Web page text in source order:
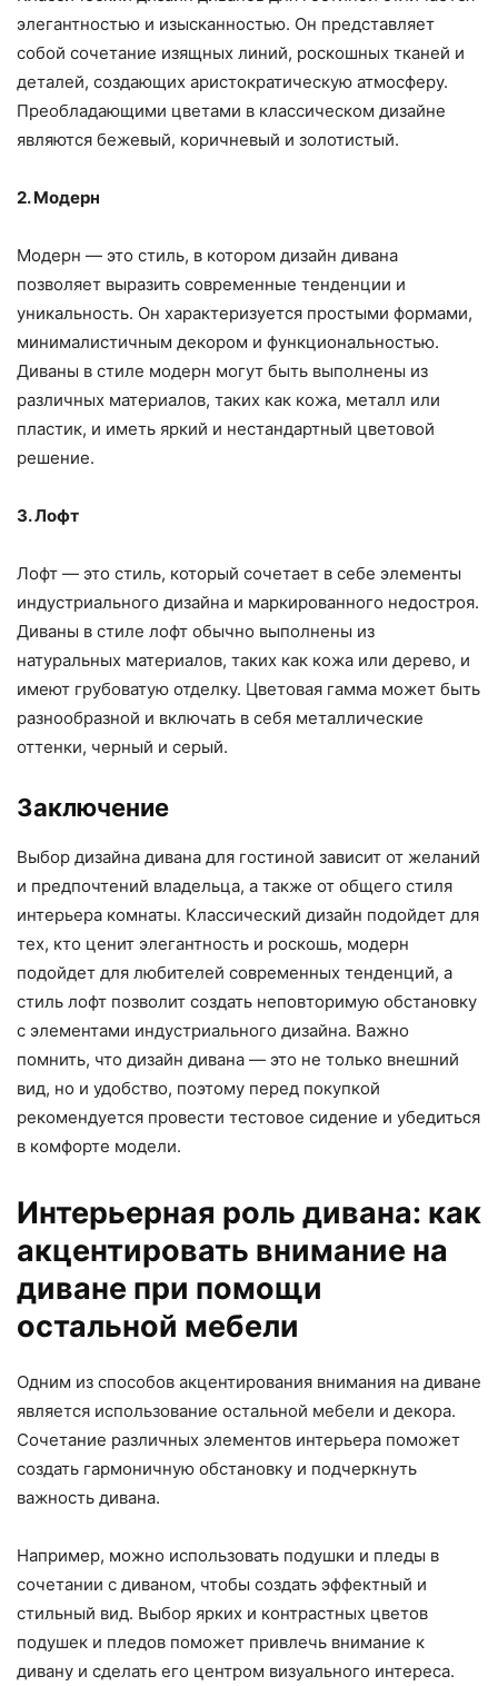
элегантностью и изысканностью. Он представляет
собой сочетание изящных линий, роскошных тканей и
деталей, создающих аристократическую атмосферу.
Преобладающими цветами в классическом дизайне
являются бежевый, коричневый и золотистый.
2. Модерн
Модерн — это стиль, в котором дизайн дивана
позволяет выразить современные тенденции и
уникальность. Он характеризуется простыми формами,
минималистичным декором и функциональностью.
Диваны в стиле модерн могут быть выполнены из
различных материалов, таких как кожа, металл или
пластик, и иметь яркий и нестандартный цветовой
решение.
3. Лофт
Лофт — это стиль, который сочетает в себе элементы
индустриального дизайна и маркированного недостроя.
Диваны в стиле лофт обычно выполнены из
натуральных материалов, таких как кожа или дерево, и
имеют грубоватую отделку. Цветовая гамма может быть
разнообразной и включать в себя металлические
оттенки, черный и серый.
Заключение
Выбор дизайна дивана для гостиной зависит от желаний
и предпочтений владельца, а также от общего стиля
интерьера комнаты. Классический дизайн подойдет для
тех, кто ценит элегантность и роскошь, модерн
подойдет для любителей современных тенденций, а
стиль лофт позволит создать неповторимую обстановку
с элементами индустриального дизайна. Важно
помнить, что дизайн дивана — это не только внешний
вид, но и удобство, поэтому перед покупкой
рекомендуется провести тестовое сидение и убедиться
в комфорте модели.
Интерьерная роль дивана: как
акцентировать внимание на
диване при помощи
остальной мебели
Одним из способов акцентирования внимания на диване
является использование остальной мебели и декора.
Сочетание различных элементов интерьера поможет
создать гармоничную обстановку и подчеркнуть
важность дивана.
Например, можно использовать подушки и пледы в
сочетании с диваном, чтобы создать эффектный и
стильный вид. Выбор ярких и контрастных цветов
подушек и пледов поможет привлечь внимание к
дивану и сделать его центром визуального интереса.